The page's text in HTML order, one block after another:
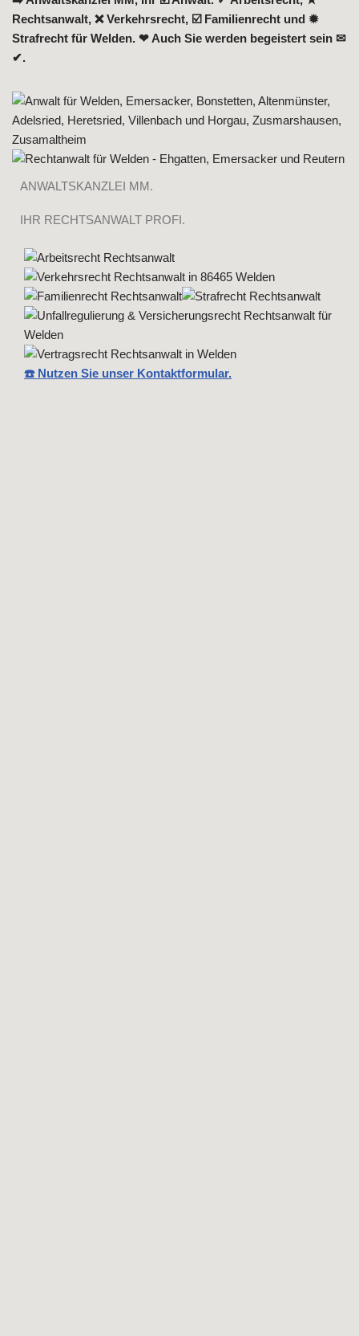
Rechtsanwalt, ❌ Verkehrsrecht, ☑️ Familienrecht und ✹
Strafrecht für Welden. ❤ Auch Sie werden begeistert sein ✉
✔.
ANWALTSKANZLEI MM.
IHR RECHTSANWALT PROFI.
☎️ Nutzen Sie unser Kontaktformular.